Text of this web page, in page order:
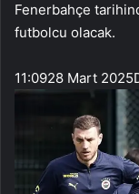
Fenerbahçe
futbolcu olacak.
11:0928 Mart 2025